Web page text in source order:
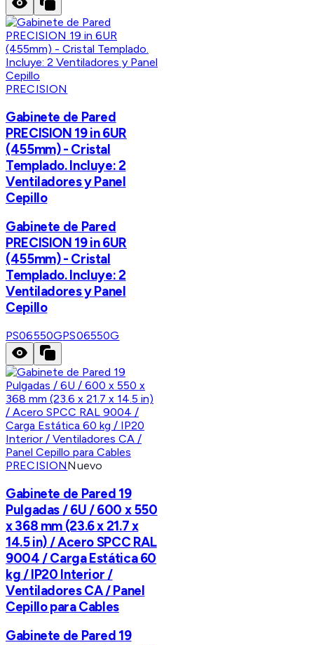
PRECISION
Gabinete de Pared
PRECISION 19 in 6UR
(455mm) - Cristal
Templado. Incluye: 2
Ventiladores y Panel
Cepillo
Gabinete de Pared
PRECISION 19 in 6UR
(455mm) - Cristal
Templado. Incluye: 2
Ventiladores y Panel
Cepillo
PS06550GPS06550G
PRECISIONNuevo
Gabinete de Pared 19
Pulgadas / 6U / 600 x 550
x 368 mm (23.6 x 21.7 x
14.5 in) / Acero SPCC RAL
9004 / Carga Estática 60
kg / IP20 Interior /
Ventiladores CA / Panel
Cepillo para Cables
Gabinete de Pared 19